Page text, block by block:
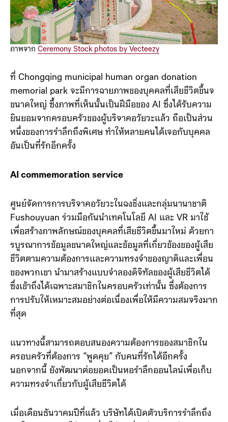
ภาพจาก Ceremony Stock photos by Vecteezy
ที่ Chongqing municipal human organ donation
memorial park จะมีการฉายภาพของบุคคลที่เสียชีวิตขึ้นจ
ขนาดใหญ่ ซึ้งภาพที่เห็นนั้นเป็นฝีมือของ AI ซึ่งได้รับความ
ยินยอมจากครอบครัวของผู้บริจาคอวัยวะแล้ว ถือเป็นส่วน
หนึ่งของการรำลึกถึงพิเศษ ทำให้หลายคนได้เจอกับบุคคล
อันเป็นที่รักอีกครั้ง
AI commemoration service
ศูนย์จัดการการบริจาคอวัยวะในฉงชิ่งและกลุ่มนานาชาติ
Fushouyuan ร่วมมือกันนำเทคโนโลยี AI และ VR มาใช้
เพื่อสร้างภาพลักษณ์ของบุคคลที่เสียชีวิตขึ้นมาใหม่ ด้วยกา
รบูรณาการข้อมูลขนาดใหญ่และข้อมูลที่เกี่ยวข้องของผู้เสีย
ชีวิตตามความต้องการและความทรงจำของญาติและเพื่อน
ของพวกเขา นำมาสร้างแบบจำลองดิจิทัลของผู้เสียชีวิตได้
ซึ่งเข้าถึงได้เฉพาะสมาชิกในครอบครัวเท่านั้น ซึ่งต้องการ
การปรับให้เหมาะสมอย่างต่อเนื่องเพื่อให้มีความสมจริงมาก
ที่สุด
แนวทางนี้สามารถตอบสนองความต้องการของสมาชิกใน
ครอบครัวที่ต้องการ “พูดคุย” กับคนที่รักได้อีกครั้ง
นอกจากนี้ ยังพัฒนาต่อยอดเป็นหอรำลึกออนไลน์เพื่อเก็บ
ความทรงจำเกี่ยวกับผู้เสียชีวิตได้
เมื่อเดือนธันวาคมปีที่แล้ว บริษัทได้เปิดตัวบริการรำลึกถึง